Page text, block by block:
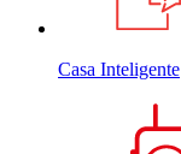
Casa Inteligente